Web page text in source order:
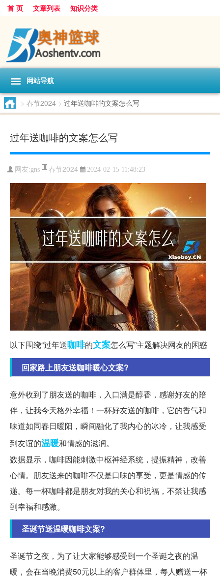
首 页 文章列表 知识分类
网站导航
> 春节2024 > 过年送咖啡的文案怎么写
过年送咖啡的文案怎么写
网友:gns 春节2024 2024-02-15 11:48:23
以下围绕“过年送咖啡的文案怎么写”主题解决网友的困惑
回家路上朋友送咖啡暖心文案?
意外收到了朋友送的咖啡，入口满是醇香，感谢好友的陪
伴，让我今天格外幸福！一杯好友送的咖啡，它的香气和
味道如同春日暖阳，瞬间融化了我内心的冰冷，让我感受
到友谊的温暖和情感的滋润。
数据显示，咖啡因能刺激中枢神经系统，提振精神，改善
心情。朋友送来的咖啡不仅是口味的享受，更是情感的传
递。每一杯咖啡都是朋友对我的关心和祝福，不禁让我感
到幸福和感激。
圣诞节送温暖咖啡文案?
圣诞节之夜，为了让大家能够感受到一个圣诞之夜的温
暖，会在当晚消费50元以上的客户群体里，每人赠送一杯